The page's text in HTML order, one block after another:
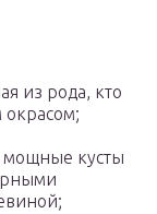
из рода, кто
окрасом;
мощные кусты